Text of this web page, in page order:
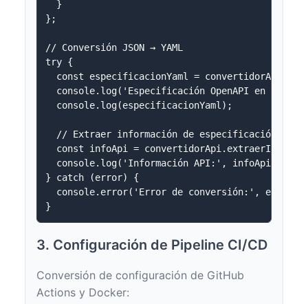
  }
};
// Conversión JSON → YAML
try {
const especificacionYaml =
console.log('Especificación OpenAPI en
  console.log(especificacionYaml);
  // Extraer información de especificación
const infoApi =
  console.log('Información API:', infoApi);
} catch (error) {
console.error('Error de conversión:',
3. Configuración de Pipeline CI/CD
Conversión de configuración de GitHub
Actions y Docker: